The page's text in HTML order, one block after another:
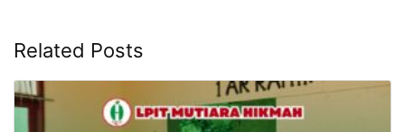
Related Posts